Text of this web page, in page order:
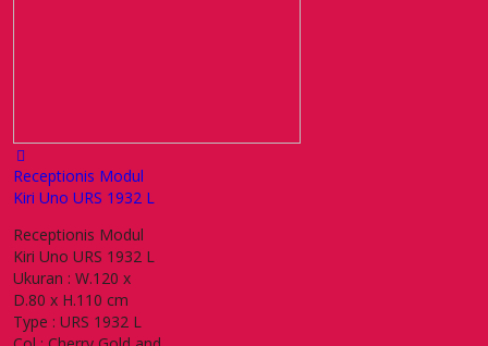
Receptionis Modul
Kiri Uno URS 1932 L
Receptionis Modul
Kiri Uno URS 1932 L
Ukuran : W.120 x
D.80 x H.110 cm
Type : URS 1932 L